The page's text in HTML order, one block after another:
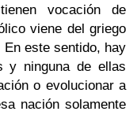
vocación de
viene del griego
En este sentido, hay
y ninguna de ellas
o evolucionar a
nación solamente